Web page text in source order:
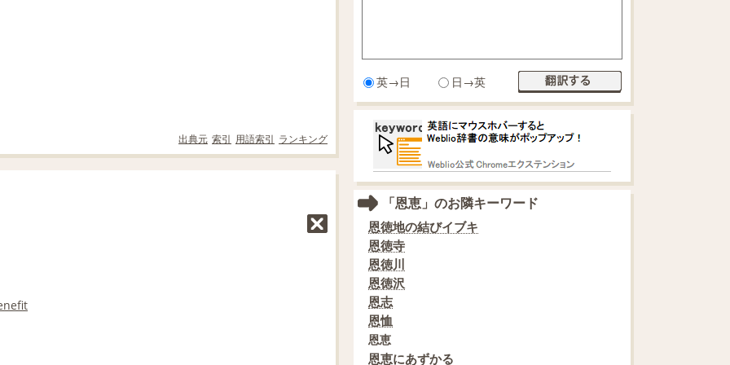
出典元 索引 用語索引 ランキング
英→日 日→英
「恩恵」のお隣キーワード
恩徳地の結びイブキ
恩徳寺
恩徳川
恩徳沢
恩志
恩恤
恩恵
恩恵にあずかる